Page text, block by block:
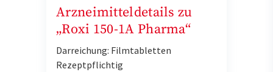
Arzneimitteldetails zu
„Roxi 150-1A Pharma“
Darreichung: Filmtabletten
Rezeptpflichtig